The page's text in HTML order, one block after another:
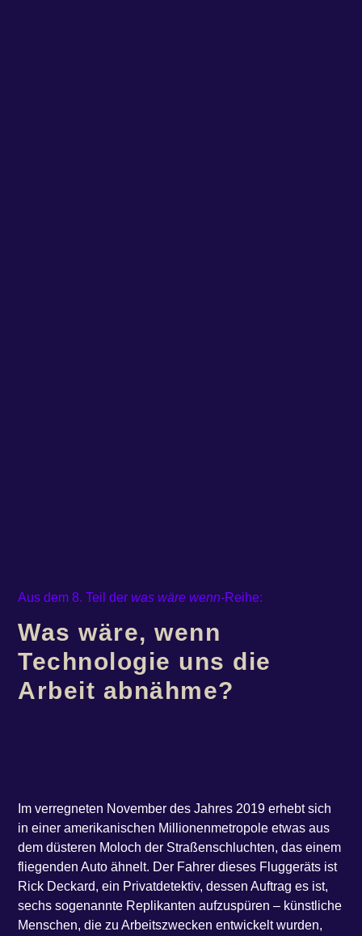
Aus dem 8. Teil derwas wäre wenn-Reihe:
Was wäre, wenn
Technologie uns die
Arbeit abnähme?
Im ver­reg­ne­ten Novem­ber des Jah­res 2019 erhebt sich
in einer ame­ri­ka­ni­schen Mil­lio­nen­me­tro­po­le etwas aus
dem düs­te­ren Moloch der Stra­ßen­schluch­ten, das einem
flie­gen­den Auto ähnelt. Der Fah­rer die­ses Flug­ge­räts ist
Rick Deckard, ein Pri­vat­de­tek­tiv, des­sen Auf­trag es ist,
sechs soge­nann­te Repli­kan­ten auf­zu­spü­ren – künst­li­che
Men­schen, die zu Arbeits­zwe­cken ent­wi­ckelt wur­den,